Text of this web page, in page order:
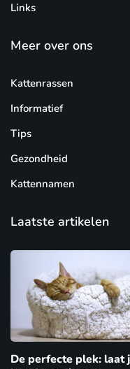
Links
Meer over ons
Kattenrassen
Informatief
Tips
Gezondheid
Kattennamen
Laatste artikelen
De perfecte plek: laat